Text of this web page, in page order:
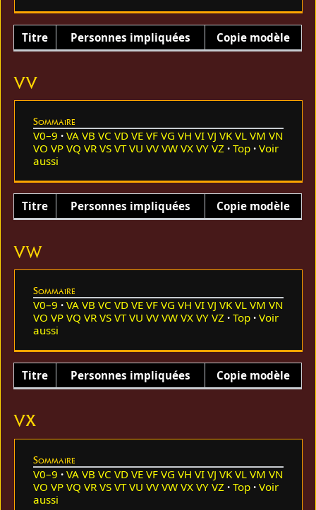
Titre Personnes impliquées Copie modèle
VV
Sommaire
V0–9 VA VB VC VD VE VF VG VH VI VJ VK VL VM VN
VO VP VQ VR VS VT VU VV VW VX VY VZ Top
Voir
aussi
Titre Personnes impliquées Copie modèle
VW
Sommaire
V0–9 VA VB VC VD VE VF VG VH VI VJ VK VL VM VN
VO VP VQ VR VS VT VU VV VW VX VY VZ Top
Voir
aussi
Titre Personnes impliquées Copie modèle
VX
Sommaire
V0–9 VA VB VC VD VE VF VG VH VI VJ VK VL VM VN
VO VP VQ VR VS VT VU VV VW VX VY VZ Top
Voir
aussi